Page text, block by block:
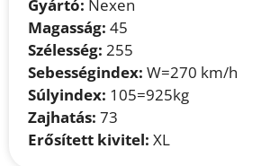
Gyártó: Nexen
Magasság: 45
Szélesség: 255
Sebességindex: W=270 km/h
Súlyindex: 105=925kg
Zajhatás: 73
Erősített kivitel: XL